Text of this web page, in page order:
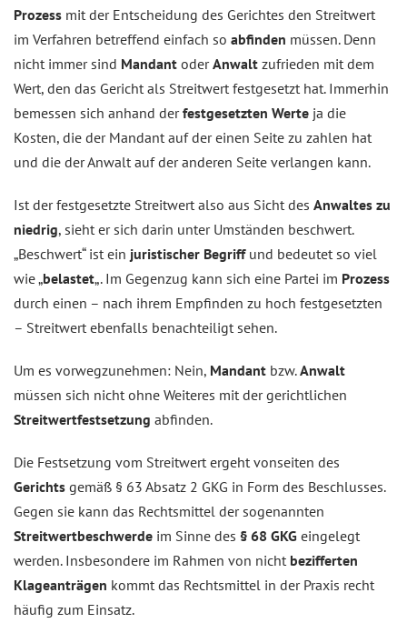
Prozess mit der Entscheidung des Gerichtes den Streitwert
im Verfahren betreffend einfach so abfinden müssen. Denn
nicht immer sind Mandant oderAnwalt zufrieden mit dem
Wert, den das Gericht als Streitwert festgesetzt hat. Immerhin
bemessen sich anhand derfestgesetzten Werte ja die
Kosten, die der Mandant auf der einen Seite zu zahlen hat
und die der Anwalt auf der anderen Seite verlangen kann.
Ist der festgesetzte Streitwert also aus Sicht des Anwaltes zu
niedrig, sieht er sich darin unter Umständen beschwert.
„Beschwert“ ist ein juristischer Begriff und bedeutet so viel
wie „belastet„. Im Gegenzug kann sich eine Partei im Prozess
durch einen – nach ihrem Empfinden zu hoch festgesetzten
– Streitwert ebenfalls benachteiligt sehen.
Um es vorwegzunehmen: Nein, Mandant bzw.Anwalt
müssen sich nicht ohne Weiteres mit der gerichtlichen
Streitwertfestsetzung abfinden.
Die Festsetzung vom Streitwert ergeht vonseiten des
Gerichts gemäß § 63 Absatz 2 GKG in Form des Beschlusses.
Gegen sie kann das Rechtsmittel der sogenannten
Streitwertbeschwerde im Sinne des § 68 GKG eingelegt
werden. Insbesondere im Rahmen von nicht bezifferten
Klageanträgen kommt das Rechtsmittel in der Praxis recht
häufig zum Einsatz.